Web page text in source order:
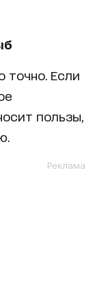
точно. Если
пользы,
Реклама